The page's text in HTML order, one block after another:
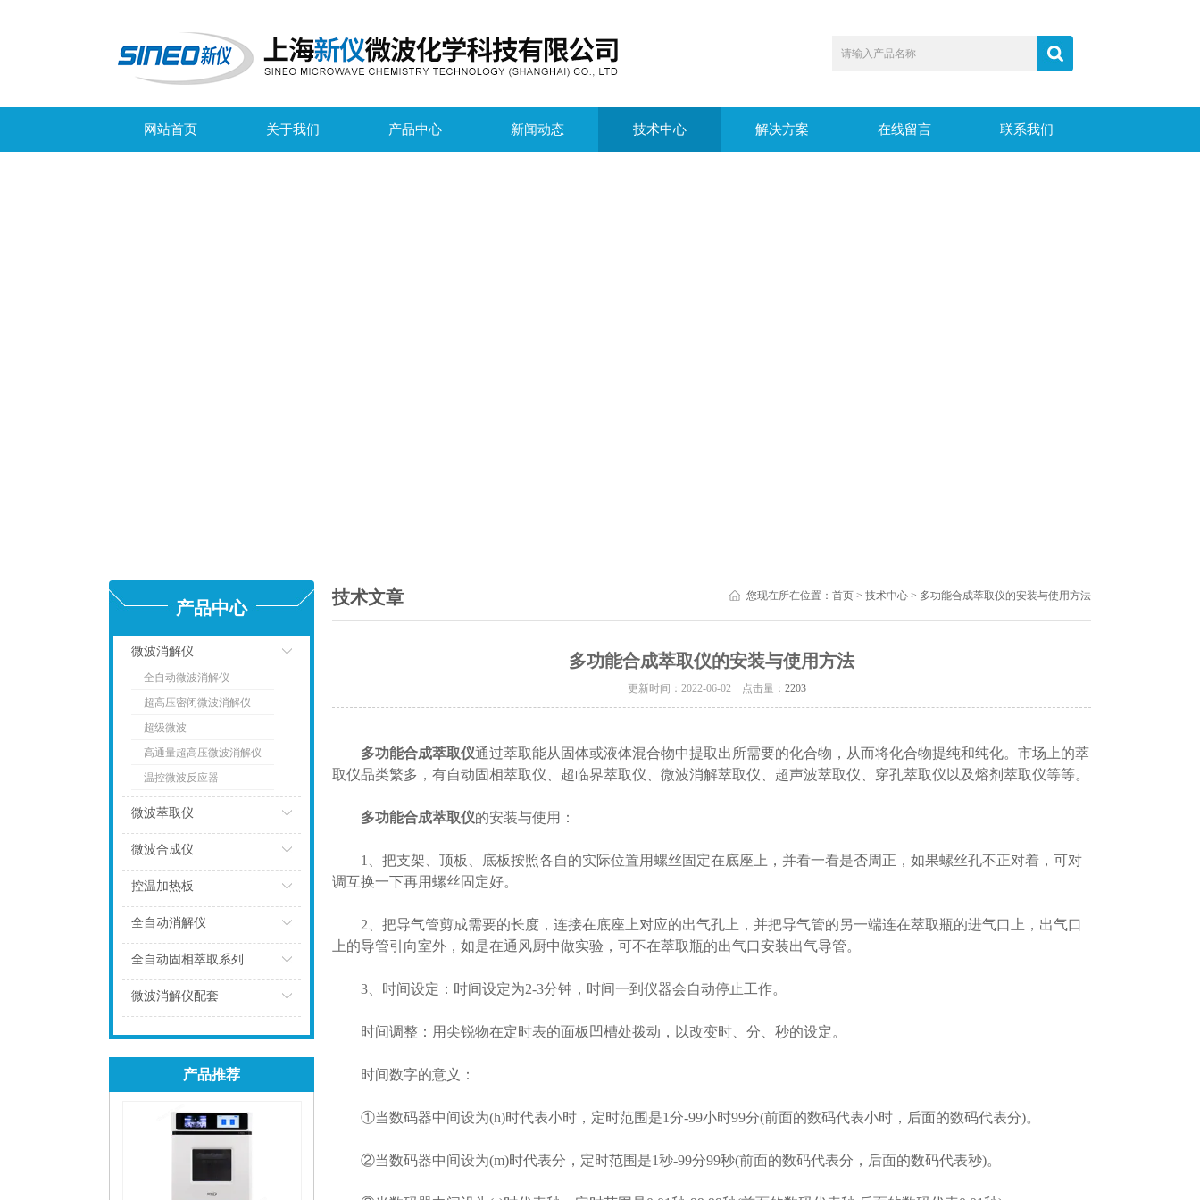
网站首页 关于我们 产品中心 新闻动态 技术中心 解决方案 在线留言 联系我们
产品中心
微波消解仪
全自动微波消解仪
超高压密闭微波消解仪
超级微波
高通量超高压微波消解仪
温控微波反应器
微波萃取仪
微波合成仪
控温加热板
全自动消解仪
点击
全自动固相萃取系列
微波消解仪配套
产品推荐
技术文章 您现在所在位置： 首页 > 技术中心 > 多功能合成萃取仪的安装与使用方法
多功能合成萃取仪的安装与使用方法
更新时间：2022-06-02 点击量： 2203
多功能合成萃取仪通过萃取能从固体或液体混合物中提取出所需要的化合物，从而将化合物提纯和纯化。市场上的萃
取仪品类繁多，有自动固相萃取仪、超临界萃取仪、微波消解萃取仪、超声波萃取仪、穿孔萃取仪以及熔剂萃取仪等等。
多功能合成萃取仪的安装与使用：
1、把支架、顶板、底板按照各自的实际位置用螺丝固定在底座上，并看一看是否周正，如果螺丝孔不正对着，可对
调互换一下再用螺丝固定好。
2、把导气管剪成需要的长度，连接在底座上对应的出气孔上，并把导气管的另一端连在萃取瓶的进气口上，出气口
上的导管引向室外，如是在通风厨中做实验，可不在萃取瓶的出气口安装出气导管。
3、时间设定：时间设定为2-3分钟，时间一到仪器会自动停止工作。
时间调整：用尖锐物在定时表的面板凹槽处拨动，以改变时、分、秒的设定。
时间数字的意义：
①当数码器中间设为(h)时代表小时，定时范围是1分-99小时99分(前面的数码代表小时，后面的数码代表分)。
②当数码器中间设为(m)时代表分，定时范围是1秒-99分99秒(前面的数码代表分，后面的数码代表秒)。